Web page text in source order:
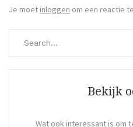
Je moet inloggen om een reactie
Bekijk
Wat ook interessant is om